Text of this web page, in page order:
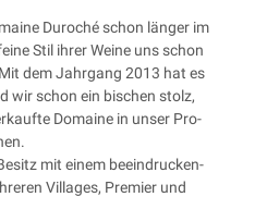
Duro­ché schon län­ger im
Stil ihrer Wei­ne uns schon
dem Jahr­gang 2013 hat es
wir schon ein bischen stolz,
Domaine in unser Pro­
mit einem beein­dru­cken­
Vil­la­ges, Pre­mier und